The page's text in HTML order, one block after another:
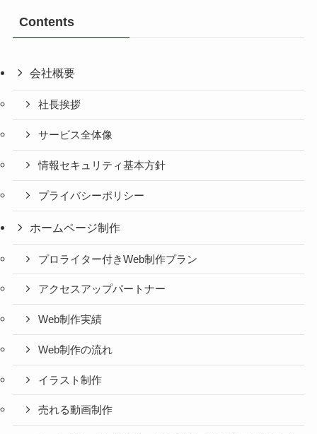
Contents
会社概要
社長挨拶
サービス全体像
情報セキュリティ基本方針
プライバシーポリシー
ホームページ制作
プロライター付きWeb制作プラン
アクセスアップパートナー
Web制作実績
Web制作の流れ
イラスト制作
売れる動画制作